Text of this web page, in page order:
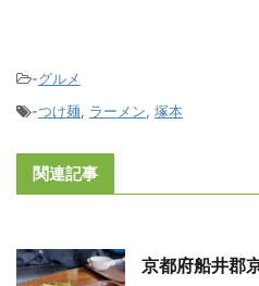
-グルメ
-つけ麺, ラーメン, 塚本
関連記事
京都府船井郡